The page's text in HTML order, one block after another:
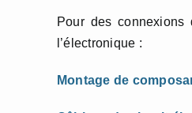
Pour des
l’électronique :
Montage de